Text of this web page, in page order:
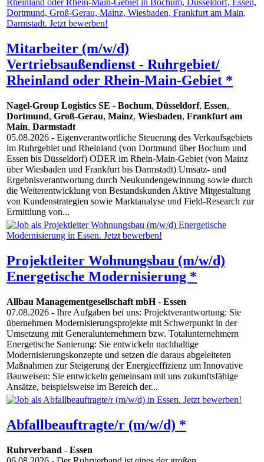
Mitarbeiter (m/w/d)
Vertriebsaußendienst - Ruhrgebiet/
Rheinland oder Rhein-Main-Gebiet *
Nagel-Group Logistics SE - Bochum, Düsseldorf, Essen,
Dortmund, Groß-Gerau, Mainz, Wiesbaden, Frankfurt am
Main, Darmstadt
05.08.2026 - Eigenverantwortliche Steuerung des Verkaufsgebiets
im Ruhrgebiet und Rheinland (von Dortmund über Bochum und
Essen bis Düsseldorf) ODER im Rhein-Main-Gebiet (von Mainz
über Wiesbaden und Frankfurt bis Darmstadt) Umsatz- und
Ergebnisverantwortung durch Neukundengewinnung sowie durch
die Weiterentwicklung von Bestandskunden Aktive Mitgestaltung
von Kundenstrategien sowie Marktanalyse und Field-Research zur
Ermittlung von...
Projektleiter Wohnungsbau (m/w/d)
Energetische Modernisierung *
Allbau Managementgesellschaft mbH- Essen
07.08.2026 - Ihre Aufgaben bei uns: Projektverantwortung: Sie
übernehmen Modernisierungsprojekte mit Schwerpunkt in der
Umsetzung mit Generalunternehmern bzw. Totalunternehmern
Energetische Sanierung: Sie entwickeln nachhaltige
Modernisierungskonzepte und setzen die daraus abgeleiteten
Maßnahmen zur Steigerung der Energieeffizienz um Innovative
Bauweisen: Sie entwickeln gemeinsam mit uns zukunftsfähige
Ansätze, beispielsweise im Bereich der...
Abfallbeauftragte/r (m/w/d) *
Ruhrverband - Essen